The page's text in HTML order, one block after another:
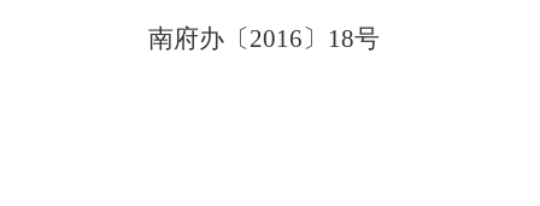
南府办 〔2016〕18号